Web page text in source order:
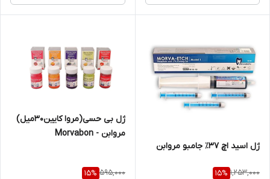
ژل اسید اچ ۳۷٪ جامبو مروابن
1,253,000
15%
ژل بی حسی(مروا کایین۳۰میل)
مروابن - Morvabon
595,000
15%